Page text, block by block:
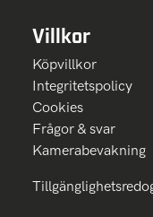
Villkor
Köpvillkor
Integritetspolicy
Cookies
Frågor & svar
Kamerabevakning